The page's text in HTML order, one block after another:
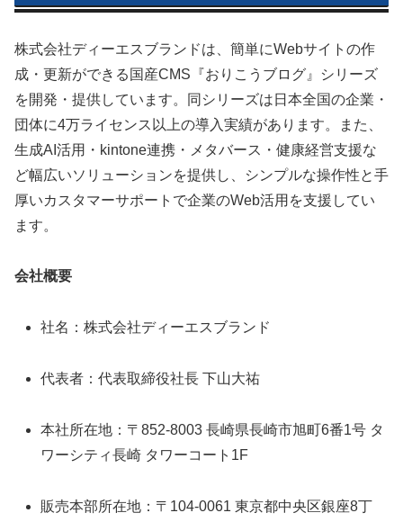
株式会社ディーエスブランドは、簡単にWebサイトの作
成・更新ができる国産CMS『おりこうブログ』シリーズ
を開発・提供しています。同シリーズは日本全国の企業・
団体に4万ライセンス以上の導入実績があります。また、
生成AI活用・kintone連携・メタバース・健康経営支援な
ど幅広いソリューションを提供し、シンプルな操作性と手
厚いカスタマーサポートで企業のWeb活用を支援してい
ます。
会社概要
社名：株式会社ディーエスブランド
代表者：代表取締役社長 下山大祐
本社所在地：〒852-8003 長崎県長崎市旭町6番1号 タ
ワーシティ長崎 タワーコート1F
販売本部所在地：〒104-0061 東京都中央区銀座8丁